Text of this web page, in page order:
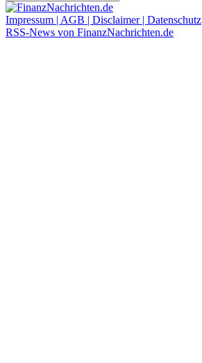
Impressum | AGB | Disclaimer | Datenschutz
RSS-News von FinanzNachrichten.de